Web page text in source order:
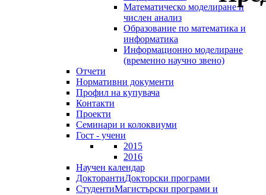
Математическо моделиране и
числен анализ
Образование по математика и
информатика
Информационно моделиране
(временно научно звено)
Отчети
Нормативни документи
Профил на купувача
Контакти
Проекти
Семинари и колоквиуми
Гост - учени
2015
2016
Научен календар
ДокторантиДокторски програми
СтудентиМагистърски програми и